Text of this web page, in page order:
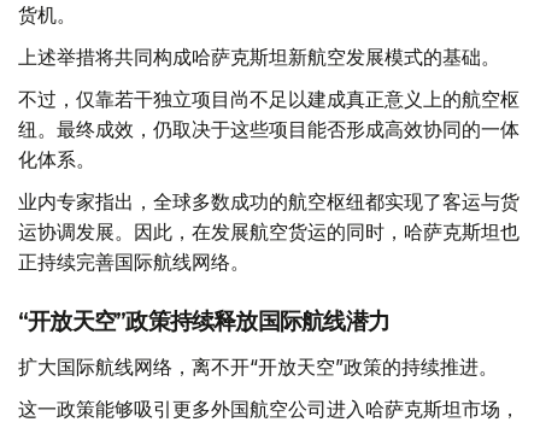
货机。
上述举措将共同构成哈萨克斯坦新航空发展模式的基础。
不过，仅靠若干独立项目尚不足以建成真正意义上的航空枢
纽。最终成效，仍取决于这些项目能否形成高效协同的一体
化体系。
业内专家指出，全球多数成功的航空枢纽都实现了客运与货
运协调发展。因此，在发展航空货运的同时，哈萨克斯坦也
正持续完善国际航线网络。
“开放天空”政策持续释放国际航线潜力
扩大国际航线网络，离不开“开放天空”政策的持续推进。
这一政策能够吸引更多外国航空公司进入哈萨克斯坦市场，